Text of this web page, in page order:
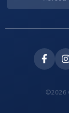
©2026